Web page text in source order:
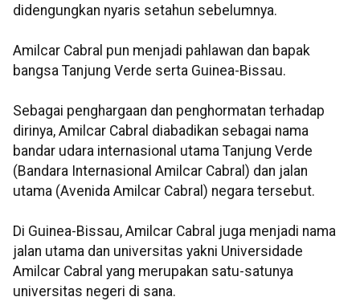
didengungkan nyaris setahun sebelumnya.
Amilcar Cabral pun menjadi pahlawan dan bapak
bangsa Tanjung Verde serta Guinea-Bissau.
Sebagai penghargaan dan penghormatan terhadap
dirinya, Amilcar Cabral diabadikan sebagai nama
bandar udara internasional utama Tanjung Verde
(Bandara Internasional Amilcar Cabral) dan jalan
utama (Avenida Amilcar Cabral) negara tersebut.
Di Guinea-Bissau, Amilcar Cabral juga menjadi nama
jalan utama dan universitas yakni Universidade
Amilcar Cabral yang merupakan satu-satunya
universitas negeri di sana.